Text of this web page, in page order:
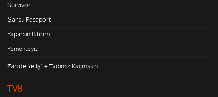
Survivor
Şanslı Pasaport
Yaparsın Bilirim
Yemekteyiz
Zahide Yetiş'le Tadımız Kaçmasın
TV8